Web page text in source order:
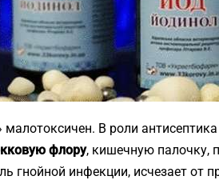
малотоксичен. В роли
флору, кишечную палочку,
гнойной инфекции, исчезает от